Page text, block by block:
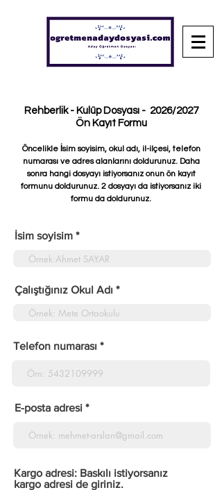
Rehberlik - Kulüp Dosyası - 2026/2027
Ön Kayıt Formu​
Öncelikle İsim soyisim, okul adı, il-ilçesi, telefon
numarası ve adres alanlarını doldurunuz. Daha
sonra hangi dosyayı istiyorsanız onun ön kayıt
formunu doldurunuz. 2 dosyayı da istiyorsanız iki
formu da doldurunuz.
İsim soyisim
Çalıştığınız Okul Adı
Telefon numarası
E-posta adresi
Kargo adresi: Baskılı istiyorsanız
kargo adresi de giriniz.